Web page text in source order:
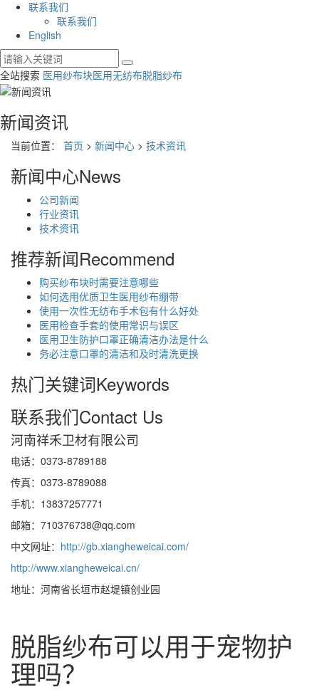
联系我们
联系我们
English
全站搜索 医用纱布块医用无纺布脱脂纱布
新闻资讯
当前位置： 首页 > 新闻中心 > 技术资讯
新闻中心News
公司新闻
行业资讯
技术资讯
推荐新闻Recommend
购买纱布块时需要注意哪些
如何选用优质卫生医用纱布绷带
使用一次性无纺布手术包有什么好处
医用检查手套的使用常识与误区
医用卫生防护口罩正确清洁办法是什么
务必注意口罩的清洁和及时清洗更换
热门关键词Keywords
联系我们Contact Us
河南祥禾卫材有限公司
电话：0373-8789188
传真：0373-8789088
手机：13837257771
邮箱：710376738@qq.com
中文网址： http://gb.xiangheweicai.com/
http://www.xiangheweicai.cn/
地址：河南省长垣市赵堤镇创业园
脱脂纱布可以用于宠物护
理吗？